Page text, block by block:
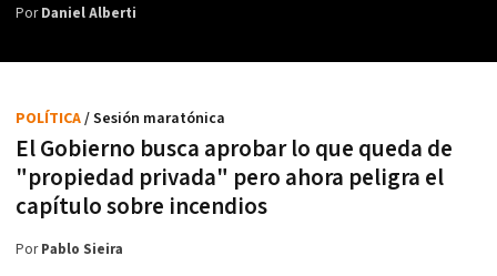
PorDaniel Alberti
El Gobierno busca aprobar lo que queda de
"propiedad privada" pero ahora peligra el
capítulo sobre incendios
POLÍTICA/ Sesión maratónica
PorPablo Sieira